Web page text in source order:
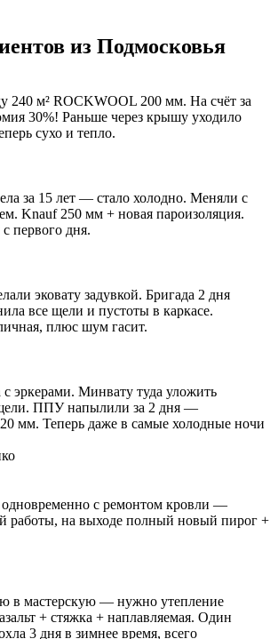
из Подмосковья
240 м² ROCKWOOL 200 мм. На счёт за
30%! Раньше через крышу уходило
сухо и тепло.
за 15 лет — стало холодно. Меняли с
Knauf 250 мм + новая пароизоляция.
первого дня.
эковату задувкой. Бригада 2 дня
все щели и пустоты в каркасе.
плюс шум гасит.
эркерами. Минвату туда уложить
ППУ напылили за 2 дня —
мм. Теперь даже в самые холодные ночи
одновременно с ремонтом кровли —
работы, на выходе полный новый пирог +
в мастерскую — нужно утепление
+ стяжка + наплавляемая. Один
3 дня в зимнее время, всего